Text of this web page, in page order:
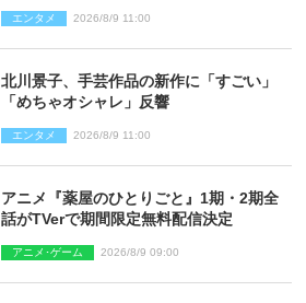
エンタメ 2026/8/9 11:00
北川景子、手芸作品の新作に「すごい」
「めちゃオシャレ」反響
エンタメ 2026/8/9 11:00
アニメ『薬屋のひとりごと』1期・2期全
話がTVerで期間限定無料配信決定
アニメ･ゲーム 2026/8/9 09:00